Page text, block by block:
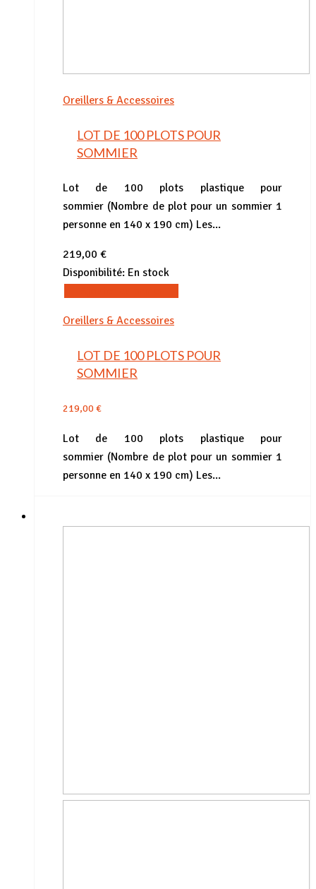
Oreillers & Accessoires
LOT DE 100 PLOTS POUR
SOMMIER
Lot de 100 plots plastique pour
sommier (Nombre de plot pour un sommier 1
personne en 140 x 190 cm) Les...
219,00 €
Disponibilité: En stock
Oreillers & Accessoires
LOT DE 100 PLOTS POUR
SOMMIER
219,00 €
Lot de 100 plots plastique pour
sommier (Nombre de plot pour un sommier 1
personne en 140 x 190 cm) Les...